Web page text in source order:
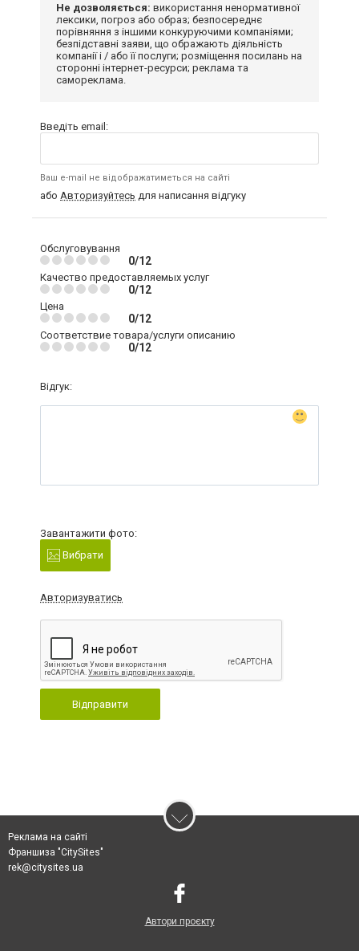
Не дозволяється: використання ненормативної
лексики, погроз або образ; безпосереднє
порівняння з іншими конкуруючими компаніями;
безпідставні заяви, що ображають діяльність
компанії і / або її послуги; розміщення посилань на
сторонні інтернет-ресурси; реклама та
самореклама.
Введіть email:
Ваш e-mail не відображатиметься на сайті
або Авторизуйтесь для написання відгуку
Обслуговування
0/12
Качество предоставляемых услуг
0/12
Цена
0/12
Соответствие товара/услуги описанию
0/12
Відгук:
Завантажити фото:
Вибрати
Авторизуватись
Відправити
Реклама на сайті
Франшиза "CitySites"
rek@citysites.ua
Автори проєкту